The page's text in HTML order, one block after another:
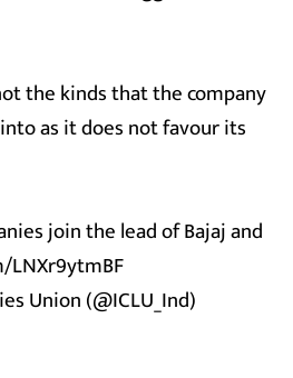
the kinds that the company
as it does not favour its
join the lead of Bajaj and
Union (@ICLU_Ind)